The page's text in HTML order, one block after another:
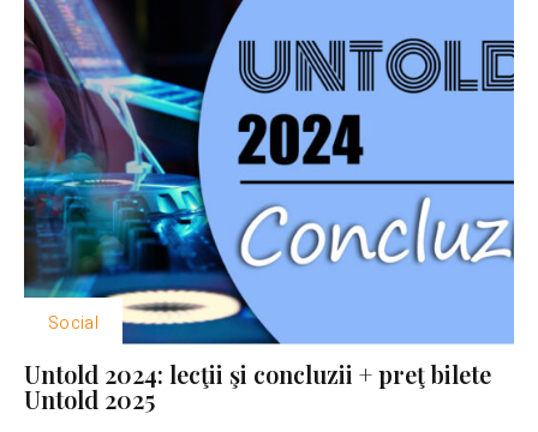
Social
Untold 2024: lecţii şi concluzii + preţ bilete
Untold 2025